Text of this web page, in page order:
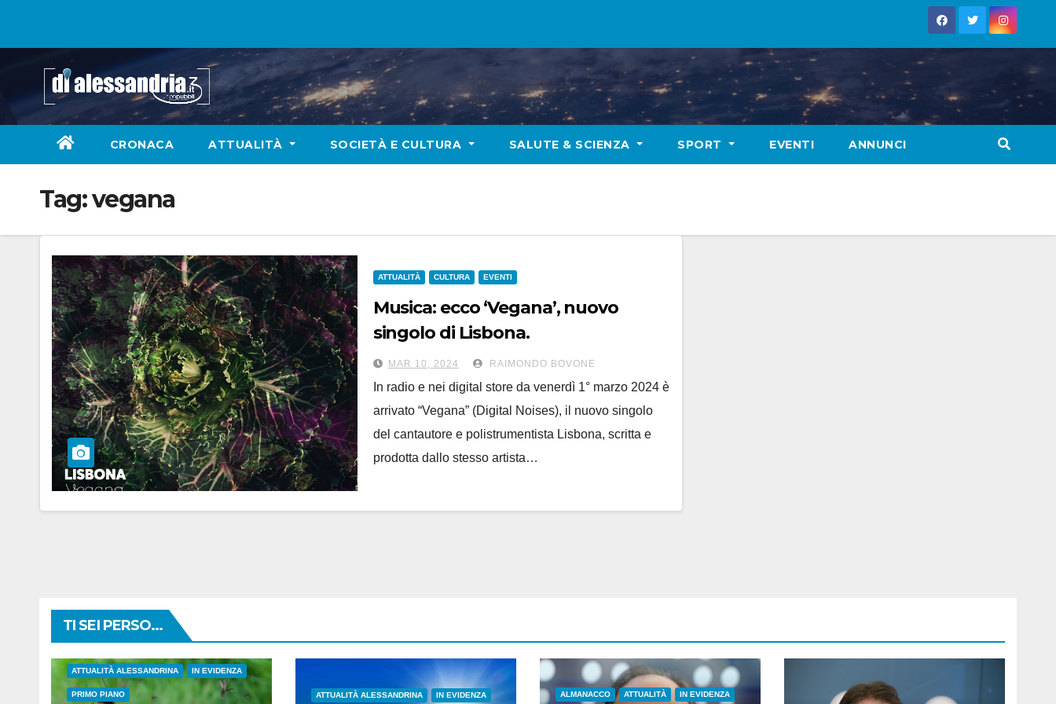
CRONACA ATTUALITÀ SOCIETÀ E CULTURA SALUTE & SCIENZA SPORT EVENTI ANNUNCI
Tag:vegana
ATTUALITÀ CULTURA EVENTI
Musica: ecco ‘Vegana’, nuovo
singolo di Lisbona.
In radio e digital store
MAR 10, 2024 RAIMONDO BOVONE
In radio e nei digital store da venerdì 1° marzo 2024 è
arrivato “Vegana” (Digital Noises), il nuovo singolo
del cantautore e polistrumentista Lisbona, scritta e
prodotta dallo stesso artista…
TI SEI PERSO...
ATTUALITÀ ALESSANDRINA IN EVIDENZA
PRIMO PIANO ATTUALITÀ ALESSANDRINA IN EVIDENZA ALMANACCO ATTUALITÀ IN EVIDENZA